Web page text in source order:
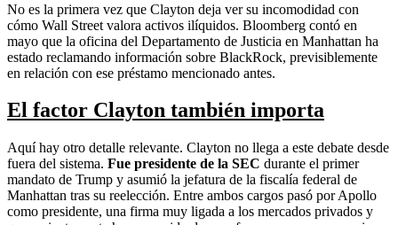
No es la primera vez que Clayton deja ver su incomodidad con
cómo Wall Street valora activos ilíquidos. Bloomberg contó en
mayo que la oficina del Departamento de Justicia en Manhattan ha
estado reclamando información sobre BlackRock, previsiblemente
en relación con ese préstamo mencionado antes.
El factor Clayton también importa
Aquí hay otro detalle relevante. Clayton no llega a este debate desde
fuera del sistema. Fue presidente de la SEC durante el primer
mandato de Trump y asumió la jefatura de la fiscalía federal de
Manhattan tras su reelección. Entre ambos cargos pasó por Apollo
como presidente, una firma muy ligada a los mercados privados y